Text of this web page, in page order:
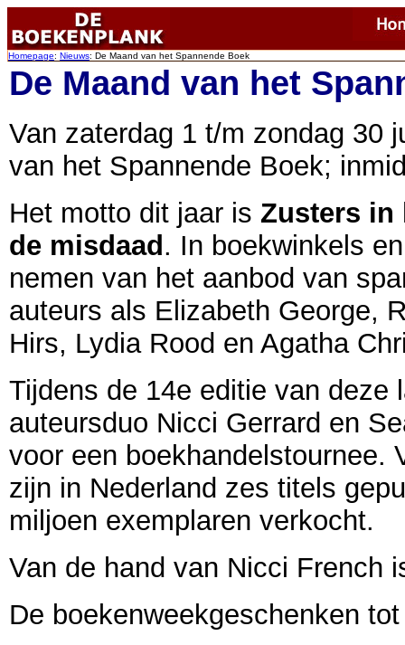
Homepage: Nieuws: De Maand van het Spannende Boek
De Maand van het
Van zaterdag 1 t/m zondag 30
van het Spannende Boek;
Het motto dit jaar is Zusters in
de misdaad. In boekwinkels
nemen van het aanbod van
auteurs als Elizabeth George,
Hirs, Lydia Rood en Agatha
Tijdens de 14e editie van deze
auteursduo Nicci Gerrard en
voor een boekhandelstournee.
zijn in Nederland zes titels
miljoen exemplaren verkocht.
Van de hand van Nicci French
De boekenweekgeschenken